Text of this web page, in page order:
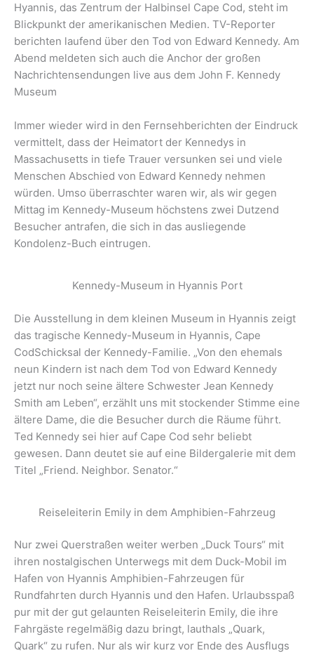
Hyannis, das Zentrum der Halbinsel Cape Cod, steht im
Blickpunkt der amerikanischen Medien. TV-Reporter
berichten laufend über den Tod von Edward Kennedy. Am
Abend meldeten sich auch die Anchor der großen
Nachrichtensendungen live aus dem John F. Kennedy
Museum
Immer wieder wird in den Fernsehberichten der Eindruck
vermittelt, dass der Heimatort der Kennedys in
Massachusetts in tiefe Trauer versunken sei und viele
Menschen Abschied von Edward Kennedy nehmen
würden. Umso überraschter waren wir, als wir gegen
Mittag im Kennedy-Museum höchstens zwei Dutzend
Besucher antrafen, die sich in das ausliegende
Kondolenz-Buch eintrugen.
Kennedy-Museum in Hyannis Port
Die Ausstellung in dem kleinen Museum in Hyannis zeigt
das tragische Kennedy-Museum in Hyannis, Cape
CodSchicksal der Kennedy-Familie. „Von den ehemals
neun Kindern ist nach dem Tod von Edward Kennedy
jetzt nur noch seine ältere Schwester Jean Kennedy
Smith am Leben“, erzählt uns mit stockender Stimme eine
ältere Dame, die die Besucher durch die Räume führt.
Ted Kennedy sei hier auf Cape Cod sehr beliebt
gewesen. Dann deutet sie auf eine Bildergalerie mit dem
Titel „Friend. Neighbor. Senator.“
Reiseleiterin Emily in dem Amphibien-Fahrzeug
Nur zwei Querstraßen weiter werben „Duck Tours“ mit
ihren nostalgischen Unterwegs mit dem Duck-Mobil im
Hafen von Hyannis Amphibien-Fahrzeugen für
Rundfahrten durch Hyannis und den Hafen. Urlaubsspaß
pur mit der gut gelaunten Reiseleiterin Emily, die ihre
Fahrgäste regelmäßig dazu bringt, lauthals „Quark,
Quark“ zu rufen. Nur als wir kurz vor Ende des Ausflugs